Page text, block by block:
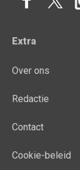
Extra
Over ons
Redactie
Contact
Cookie-beleid